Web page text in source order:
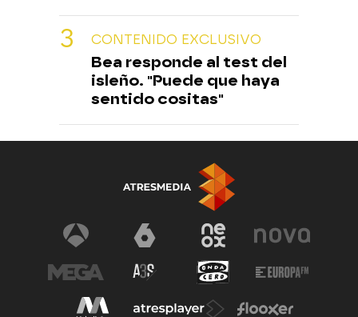
CONTENIDO EXCLUSIVO
Bea responde al test del
isleño. "Puede que haya
sentido cositas"